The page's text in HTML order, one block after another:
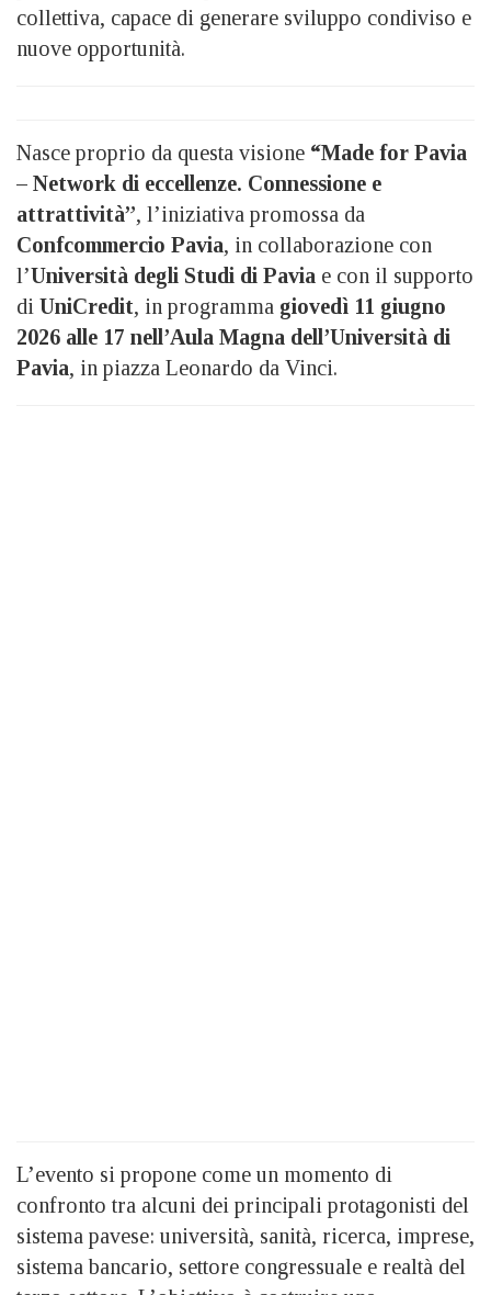
collettiva, capace di generare sviluppo condiviso e
nuove opportunità.
Nasce proprio da questa visione “Made for Pavia
– Network di eccellenze. Connessione e
attrattività”, l’iniziativa promossa da
Confcommercio Pavia, in collaborazione con
l’Università degli Studi di Pavia e con il supporto
di UniCredit, in programma giovedì 11 giugno
2026 alle 17 nell’Aula Magna dell’Università di
Pavia, in piazza Leonardo da Vinci.
L’evento si propone come un momento di
confronto tra alcuni dei principali protagonisti del
sistema pavese: università, sanità, ricerca, imprese,
sistema bancario, settore congressuale e realtà del